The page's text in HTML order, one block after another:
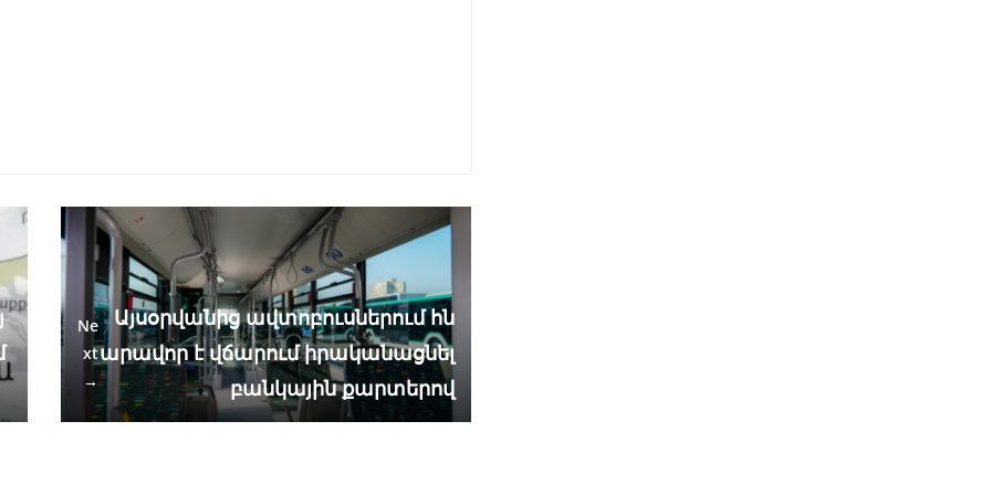
Ne
xt
→
Այսօրվանից ավտոբուսներում հն
արավոր է վճարում իրականացնել
բանկային քարտերով